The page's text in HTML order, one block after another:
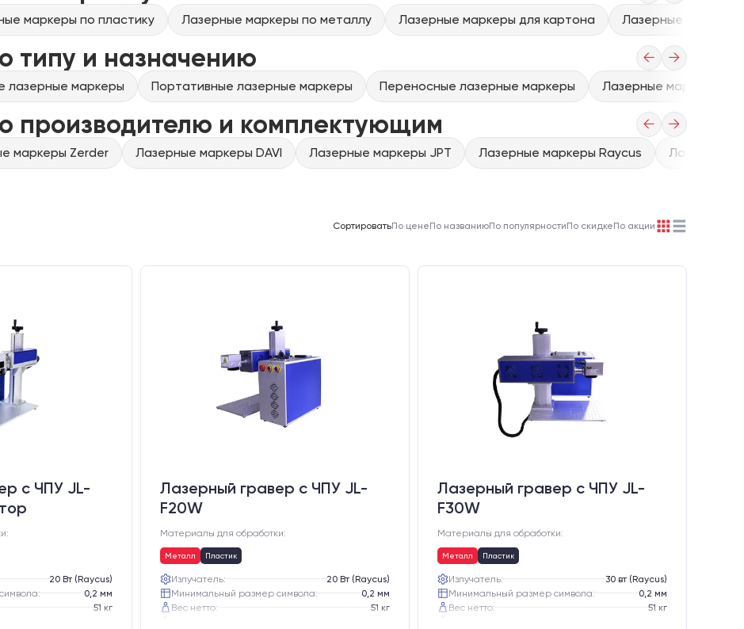
маркеры по пластику Лазерные маркеры по металлу Лазерные маркеры для картона Лазерные маркеры
типу и назначению ← →
лазерные маркеры Портативные лазерные маркеры Переносные лазерные маркеры Лазерные маркеры
производителю и комплектующим ← →
маркеры Zerder Лазерные маркеры DAVI Лазерные маркеры JPT Лазерные маркеры Raycus Лазерные
СортироватьПо ценеПо названиюПо популярностиПо скидкеПо акции
с ЧПУ JL-
20 Вт (Raycus)
0,2 мм
51 кг
Лазерный гравер с ЧПУ JL-
F20W
Материалы для обработки:
Металл Пластик
Излучатель:
20 Вт (Raycus)
Минимальный размер символа:
0,2 мм
Вес нетто:
51 кг
Лазерный гравер с ЧПУ JL-
F30W
Материалы для обработки:
Металл Пластик
Излучатель:
30 вт (Raycus)
Минимальный размер символа:
0,2 мм
Вес нетто:
51 кг